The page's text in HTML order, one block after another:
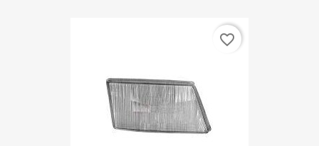
favorite_border